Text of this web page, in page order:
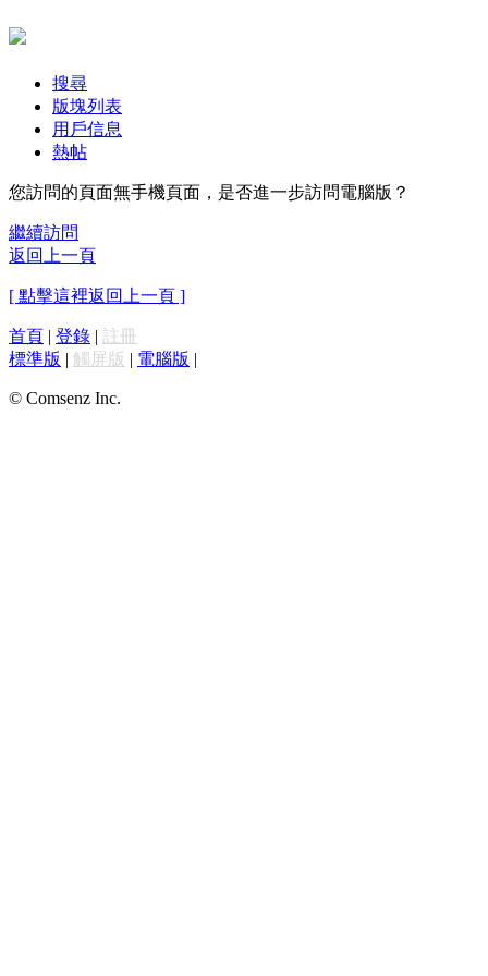
搜尋
版塊列表
用戶信息
熱帖
您訪問的頁面無手機頁面，是否進一步訪問電腦版？
繼續訪問
返回上一頁
[ 點擊這裡返回上一頁 ]
首頁 | 登錄 | 註冊
標準版 | 觸屏版 | 電腦版 |
© Comsenz Inc.